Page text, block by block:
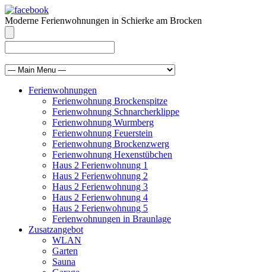
Moderne Ferienwohnungen in Schierke am Brocken
Ferienwohnungen
Ferienwohnung Brockenspitze
Ferienwohnung Schnarcherklippe
Ferienwohnung Wurmberg
Ferienwohnung Feuerstein
Ferienwohnung Brockenzwerg
Ferienwohnung Hexenstübchen
Haus 2 Ferienwohnung 1
Haus 2 Ferienwohnung 2
Haus 2 Ferienwohnung 3
Haus 2 Ferienwohnung 4
Haus 2 Ferienwohnung 5
Ferienwohnungen in Braunlage
Zusatzangebot
WLAN
Garten
Sauna